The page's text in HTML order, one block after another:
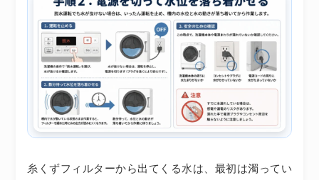
糸くずフィルターから出てくる水は、最初は濁ってい